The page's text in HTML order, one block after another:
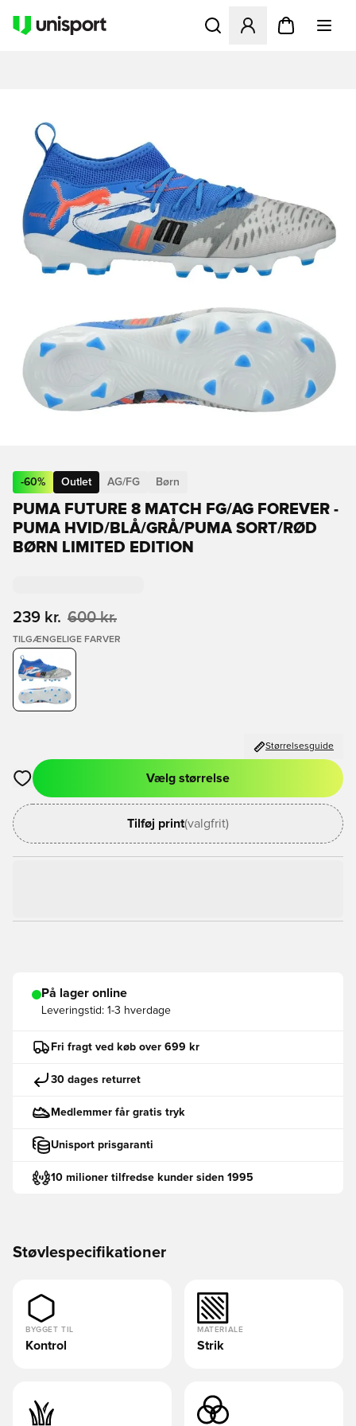
Åbner en Modal til at
-60% Outlet AG/FG Børn
PUMA FUTURE 8 MATCH FG/AG FOREVER -
PUMA HVID/BLÅ/GRÅ/PUMA SORT/RØD
BØRN LIMITED EDITION
239 kr. 600 kr.
TILGÆNGELIGE FARVER
Størrelsesguide
Åbner en Modal til at logge ind eller tilmelde dig som medlem
Vælg størrelse
Tilføj print(valgfrit)
På lager online
Leveringstid: 1-3 hverdage
Fri fragt ved køb over 699 kr
30 dages returret
Medlemmer får gratis tryk
Unisport prisgaranti
10 milioner tilfredse kunder siden 1995
Støvlespecifikationer
BYGGET TIL
Kontrol
MATERIALE
Strik